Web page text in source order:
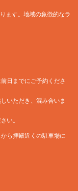
ます。地域の象徴的なラ
日までにご予約くださ
いただき、混み合いま
い。
ら拝殿近くの駐車場に